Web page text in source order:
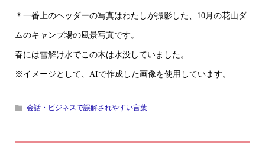
＊一番上のヘッダーの写真はわたしが撮影した、10月の花山ダ
ムのキャンプ場の風景写真です。
春には雪解け水でこの木は水没していました。
※イメージとして、AIで作成した画像を使用しています。
会話・ビジネスで誤解されやすい言葉